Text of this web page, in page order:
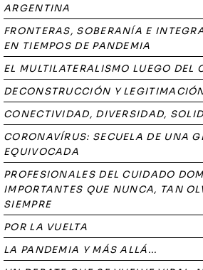
ARGENTINA
FRONTERAS, SOBERANÍA E
EN TIEMPOS DE PANDEMIA
EL MULTILATERALISMO LUEGO DEL
DECONSTRUCCIÓN Y
CONECTIVIDAD, DIVERSIDAD,
CORONAVÍRUS: SECUELA DE UNA
EQUIVOCADA
PROFESIONALES DEL CUIDADO
IMPORTANTES QUE NUNCA, TAN
SIEMPRE
POR LA VUELTA
LA PANDEMIA Y MÁS ALLÁ...